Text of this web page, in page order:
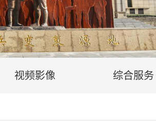
视频影像 综合服务